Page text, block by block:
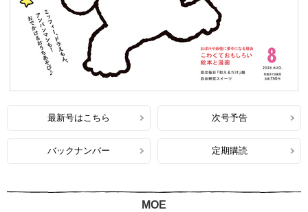
最新号はこちら 次号予告
バックナンバー 定期購読
MOE